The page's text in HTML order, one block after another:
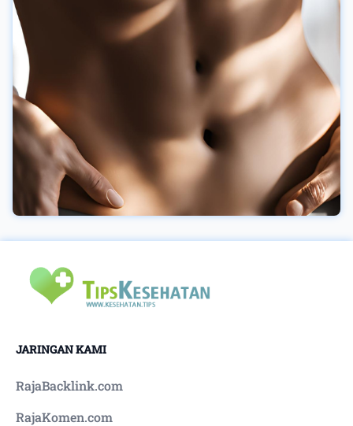
JARINGAN KAMI
RajaBacklink.com
RajaKomen.com